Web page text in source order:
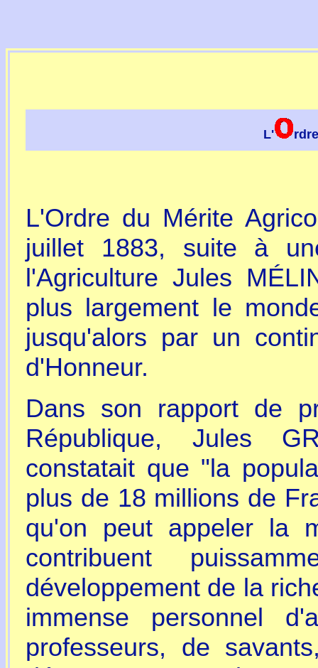
L'
L'Ordre du Mérite
juillet 1883, suite à
l'Agriculture Jules
plus largement le
jusqu'alors par un
d'Honneur.
Dans son rapport de
République, Jules
constatait que "la
plus de 18 millions de
qu'on peut appeler la
contribuent
développement de la
immense personnel
professeurs, de